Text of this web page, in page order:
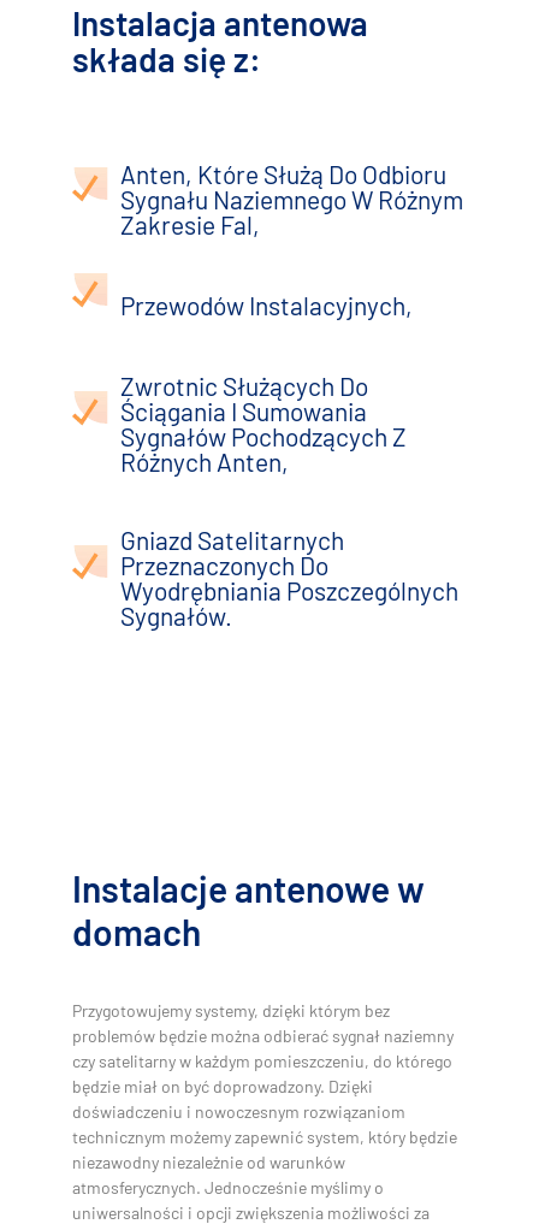
Instalacja antenowa
składa się z:
Anten, Które Służą Do Odbioru
Sygnału Naziemnego W Różnym
Zakresie Fal,
Przewodów Instalacyjnych,
Zwrotnic Służących Do
Ściągania I Sumowania
Sygnałów Pochodzących Z
Różnych Anten,
Gniazd Satelitarnych
Przeznaczonych Do
Wyodrębniania Poszczególnych
Sygnałów.
Instalacje antenowe w
domach
Przygotowujemy systemy, dzięki którym bez
problemów będzie można odbierać sygnał naziemny
czy satelitarny w każdym pomieszczeniu, do którego
będzie miał on być doprowadzony. Dzięki
doświadczeniu i nowoczesnym rozwiązaniom
technicznym możemy zapewnić system, który będzie
niezawodny niezależnie od warunków
atmosferycznych. Jednocześnie myślimy o
uniwersalności i opcji zwiększenia możliwości za